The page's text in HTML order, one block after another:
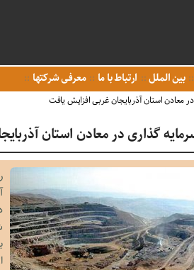
بین الملل ارتباط با ما معرفی شرکتها
معادن استان آذربایجان غربی افزایش یافت
گذاری در معادن استان